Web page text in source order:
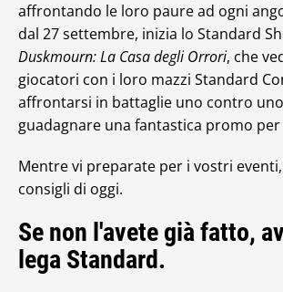
affrontando le loro paure ad ogni
dal 27 settembre, inizia lo Standard
Duskmourn: La Casa degli Orrori, che
giocatori con i loro mazzi Standard
affrontarsi in battaglie uno contro
guadagnare una fantastica promo
Mentre vi preparate per i vostri
consigli di oggi.
Se non l'avete già fatto,
lega Standard.